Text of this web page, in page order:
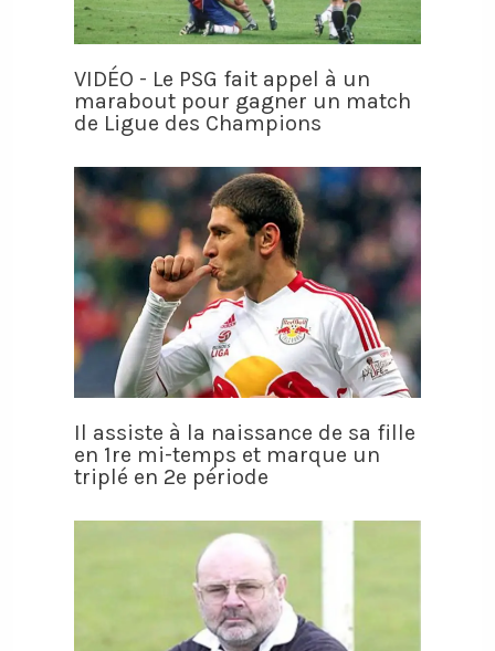
VIDÉO - Le PSG fait appel à un
marabout pour gagner un match
de Ligue des Champions
Il assiste à la naissance de sa fille
en 1re mi-temps et marque un
triplé en 2e période